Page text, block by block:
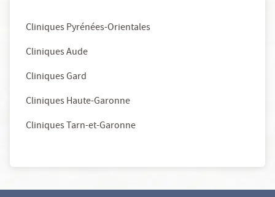
Cliniques Pyrénées-Orientales
Cliniques Aude
Cliniques Gard
Cliniques Haute-Garonne
Cliniques Tarn-et-Garonne